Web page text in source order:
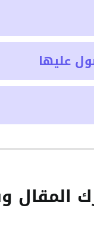
عليها
المقال